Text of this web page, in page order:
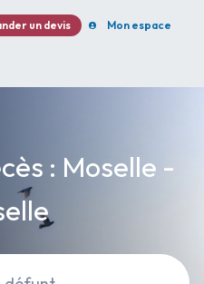
un devis Mon espace
: Moselle -